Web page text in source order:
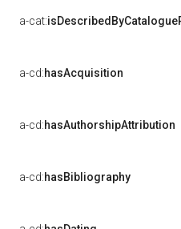
a-cat:
a-cd:hasAcquisition
a-cd:hasAuthorshipAttribution
a-cd:hasBibliography